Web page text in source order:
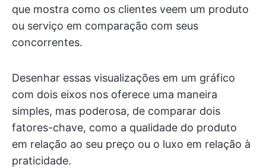
que mostra como os clientes veem um produto
ou serviço em comparação com seus
concorrentes.
Desenhar essas visualizações em um gráfico
com dois eixos nos oferece uma maneira
simples, mas poderosa, de comparar dois
fatores-chave, como a qualidade do produto
em relação ao seu preço ou o luxo em relação à
praticidade.